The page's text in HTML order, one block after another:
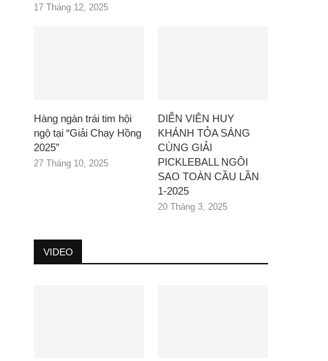
17 Tháng 12, 2025
Hàng ngàn trái tim hội
ngộ tại “Giải Chạy Hồng
2025”
27 Tháng 10, 2025
DIỄN VIÊN HUY
KHÁNH TỎA SÁNG
CÙNG GIẢI
PICKLEBALL NGÔI
SAO TOÀN CẦU LẦN
1-2025
20 Tháng 3, 2025
VIDEO